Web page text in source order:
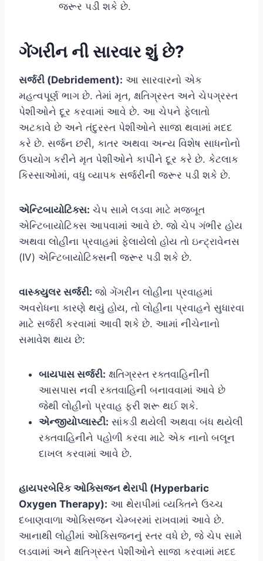
જરૂર પડી શકે છે.
ગેંગરીન ની સારવાર શું છે?
સર્જરી (Debridement): આ સારવારનો એક
મહત્વપૂર્ણ ભાગ છે. તેમાં મૃત, ક્ષતિગ્રસ્ત અને ચેપગ્રસ્ત
પેશીઓને દૂર કરવામાં આવે છે. આ ચેપને ફેલાતો
અટકાવે છે અને તંદુરસ્ત પેશીઓને સાજા થવામાં મદદ
કરે છે. સર્જન છરી, કાતર અથવા અન્ય વિશેષ સાધનોનો
ઉપયોગ કરીને મૃત પેશીઓને કાપીને દૂર કરે છે. કેટલાક
કિસ્સાઓમાં, વધુ વ્યાપક સર્જરીની જરૂર પડી શકે છે.
એન્ટિબાયોટિક્સ: ચેપ સામે લડવા માટે મજબૂત
એન્ટિબાયોટિક્સ આપવામાં આવે છે. જો ચેપ ગંભીર હોય
અથવા લોહીના પ્રવાહમાં ફેલાયેલો હોય તો ઇન્ટ્રાવેનસ
(IV) એન્ટિબાયોટિક્સની જરૂર પડી શકે છે.
વાસ્ક્યુલર સર્જરી: જો ગેંગરીન લોહીના પ્રવાહમાં
અવરોધના કારણે થયું હોય, તો લોહીના પ્રવાહને સુધારવા
માટે સર્જરી કરવામાં આવી શકે છે. આમાં નીચેનાનો
સમાવેશ થાય છે:
બાયપાસ સર્જરી: ક્ષતિગ્રસ્ત રક્તવાહિનીની
આસપાસ નવી રક્તવાહિની બનાવવામાં આવે છે
જેથી લોહીનો પ્રવાહ ફરી શરૂ થઈ શકે.
એન્જીયોપ્લાસ્ટી: સાંકડી થયેલી અથવા બંધ થયેલી
રક્તવાહિનીને પહોળી કરવા માટે એક નાનો બલૂન
દાખલ કરવામાં આવે છે.
હાયપરબેરિક ઓક્સિજન થેરાપી (Hyperbaric
Oxygen Therapy): આ થેરાપીમાં વ્યક્તિને ઉચ્ચ
દબાણવાળા ઓક્સિજન ચેમ્બરમાં રાખવામાં આવે છે.
આનાથી લોહીમાં ઓક્સિજનનું સ્તર વધે છે, જે ચેપ સામે
લડવામાં અને ક્ષતિગ્રસ્ત પેશીઓને સાજા કરવામાં મદદ